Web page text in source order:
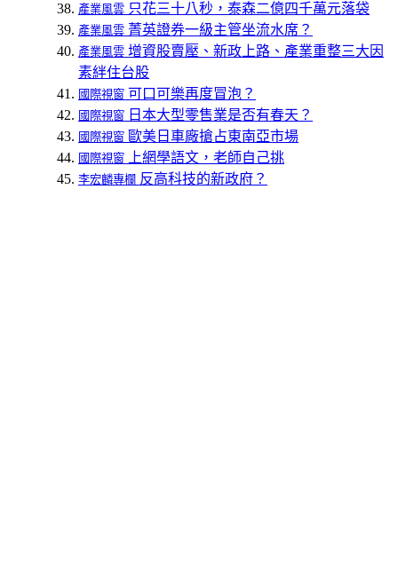
產業風雲 只花三十八秒，泰森二億四千萬元落袋
產業風雲 菁英證券一級主管坐流水席？
產業風雲 增資股賣壓、新政上路、產業重整三大因
素絆住台股
國際視窗 可口可樂再度冒泡？
國際視窗 日本大型零售業是否有春天？
國際視窗 歐美日車廠搶占東南亞市場
國際視窗 上網學語文，老師自己挑
李宏麟專欄 反高科技的新政府？